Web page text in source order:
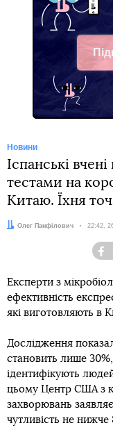
Новини
Іспанські
тестами на
Китаю. Їхня
Автор:
Олег Панфілович Дата:
22:42,
Експерти з
ефективність
які виготовляють в
Дослідження
становить лише
ідентифікують
цьому Центр США з
захворювань
чутливість не нижче